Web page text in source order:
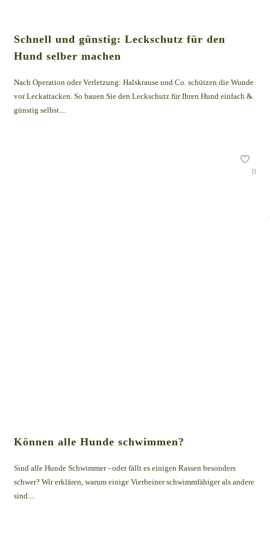
Schnell und günstig: Leckschutz für den
Hund selber machen
Nach Operation oder Verletzung: Halskrause und Co. schützen die Wunde
vor Leckattacken. So bauen Sie den Leckschutz für Ihren Hund einfach &
günstig selbst....
0
Können alle Hunde schwimmen?
Sind alle Hunde Schwimmer - oder fällt es einigen Rassen besonders
schwer? Wir erklären, warum einige Vierbeiner schwimmfähiger als andere
sind....